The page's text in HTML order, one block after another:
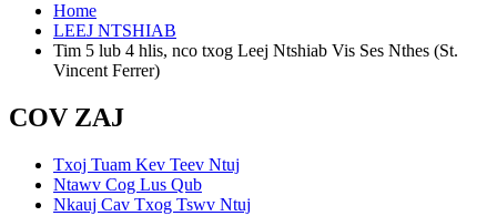
Home
LEEJ NTSHIAB
Tim 5 lub 4 hlis, nco txog Leej Ntshiab Vis Ses Nthes (St.
Vincent Ferrer)
COV ZAJ
Txoj Tuam Kev Teev Ntuj
Ntawv Cog Lus Qub
Nkauj Cav Txog Tswv Ntuj